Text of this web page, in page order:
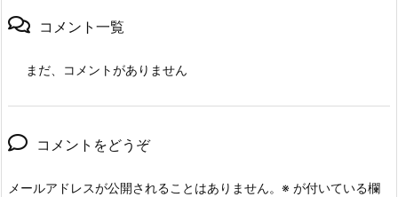
コメント一覧
まだ、コメントがありません
コメントをどうぞ
メールアドレスが公開されることはありません。 ※ が付いている欄